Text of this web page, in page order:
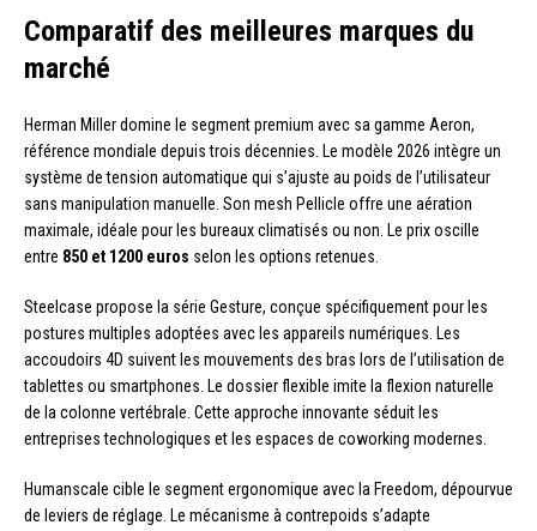
Comparatif des meilleures marques du
marché
Herman Miller domine le segment premium avec sa gamme Aeron,
référence mondiale depuis trois décennies. Le modèle 2026 intègre un
système de tension automatique qui s’ajuste au poids de l’utilisateur
sans manipulation manuelle. Son mesh Pellicle offre une aération
maximale, idéale pour les bureaux climatisés ou non. Le prix oscille
entre 850 et 1200 euros selon les options retenues.
Steelcase propose la série Gesture, conçue spécifiquement pour les
postures multiples adoptées avec les appareils numériques. Les
accoudoirs 4D suivent les mouvements des bras lors de l’utilisation de
tablettes ou smartphones. Le dossier flexible imite la flexion naturelle
de la colonne vertébrale. Cette approche innovante séduit les
entreprises technologiques et les espaces de coworking modernes.
Humanscale cible le segment ergonomique avec la Freedom, dépourvue
de leviers de réglage. Le mécanisme à contrepoids s’adapte